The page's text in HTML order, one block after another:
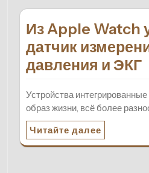
Из Apple Watch
датчик
давления и ЭКГ
Устройства
образ жизни, всё более
Читайте далее